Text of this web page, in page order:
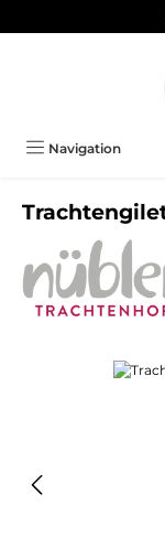
Zum Hauptinhalt
Navigation
Bildergalerie